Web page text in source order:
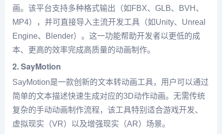
画。该平台支持多种格式输出（如FBX、GLB、BVH、
MP4），并可直接导入主流开发工具（如Unity、Unreal
Engine、Blender）。这一功能帮助开发者以更低的成
本、更高的效率完成高质量的动画制作。
2. SayMotion
SayMotion是一款创新的文本转动画工具，用户可以通过
简单的文本描述快速生成对应的3D动作动画。无需传统
复杂的手动动画制作流程，该工具特别适合游戏开发、
虚拟现实（VR）以及增强现实（AR）场景。